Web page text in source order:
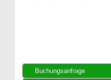
Buchungsanfrage